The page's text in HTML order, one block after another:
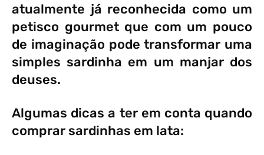
atualmente já reconhecida como um
petisco gourmet que com um pouco
de imaginação pode transformar uma
simples sardinha em um manjar dos
deuses.
Algumas dicas a ter em conta quando
comprar sardinhas em lata: